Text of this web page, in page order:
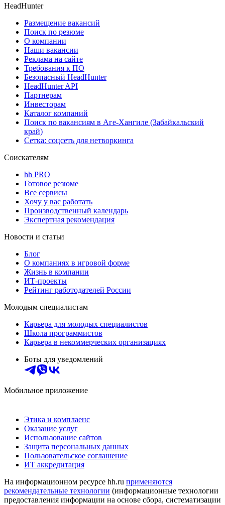
HeadHunter
Размещение вакансий
Поиск по резюме
О компании
Наши вакансии
Реклама на сайте
Требования к ПО
Безопасный HeadHunter
HeadHunter API
Партнерам
Инвесторам
Каталог компаний
Поиск по вакансиям в Аге-Хангиле (Забайкальский
край)
Сетка: соцсеть для нетворкинга
Соискателям
hh PRO
Готовое резюме
Все сервисы
Хочу у вас работать
Производственный календарь
Экспертная рекомендация
Новости и статьи
Блог
О компаниях в игровой форме
Жизнь в компании
ИТ-проекты
Рейтинг работодателей России
Молодым специалистам
Карьера для молодых специалистов
Школа программистов
Карьера в некоммерческих организациях
Боты для уведомлений
Мобильное приложение
Этика и комплаенс
Оказание услуг
Использование сайтов
Защита персональных данных
Пользовательское соглашение
ИТ аккредитация
На информационном ресурсе hh.ru применяются
рекомендательные технологии (информационные технологии
предоставления информации на основе сбора, систематизации